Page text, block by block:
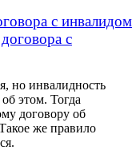
с инвалидом
с
но инвалидность
этом. Тогда
договору об
же правило